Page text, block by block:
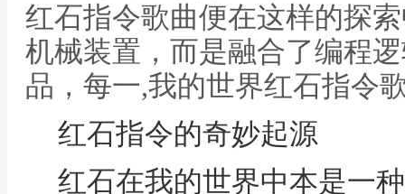
红石指令歌曲便在这样的探
机械装置，而是融合了编程
品，每一,我的世界红石指令
红石指令的奇妙起源
红石在我的世界中本是一